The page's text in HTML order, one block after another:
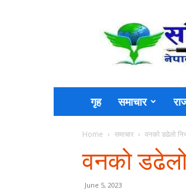
Sambahak
गृह समाचार
Home समाचार वनको डढेलो
वनको
June 5, 2023